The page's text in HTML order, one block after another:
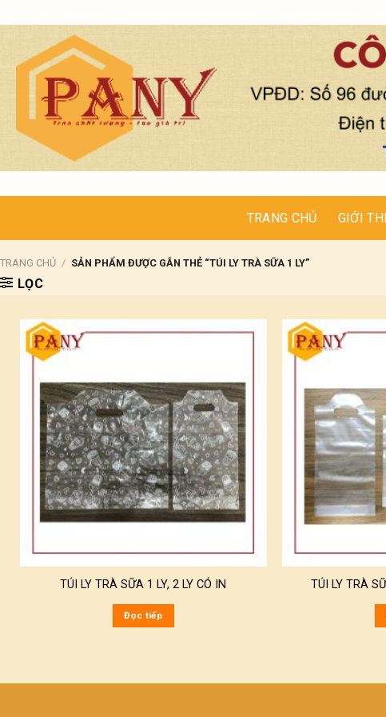
to
content
TRANG CHỦ GIỚI
TRANG CHỦ / SẢN PHẨM ĐƯỢC GẮN THẺ “TÚI LY TRÀ SỮA 1 LY”
LỌC
TÚI LY TRÀ SỮA 1 LY, 2 LY CÓ IN
Đọc tiếp
TÚI LY TRÀ